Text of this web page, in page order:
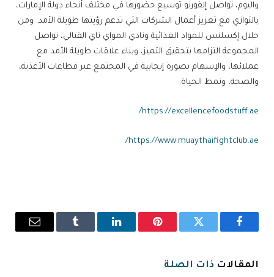
واليوم، تواصل إلفورنو توسيع حضورها في مختلف أنحاء دولة الإمارات،
بالتوازي مع تعزيز أعمال الشركات التي تدعم رؤيتها طويلة الأمد. ومن
خلال إكسلنس للمواد الغذائية ونادي المواي تاي القتالي، تواصل
المجموعة التزامها بتحقيق التميز، وبناء علاقات طويلة الأمد مع
عملائها، والإسهام بصورة إيجابية في المجتمع عبر قطاعات الأغذية،
والصحة، ونمط الحياة.
https://excellencefoodstuff.ae/
https://www.muaythaifightclub.ae/
فيسبوك تويتر بينتيريستلينكدإن Tumblr
البريد
المقالات ذات الصلة